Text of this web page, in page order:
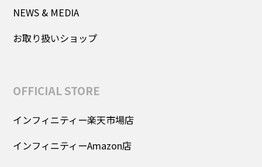
NEWS & MEDIA
お取り扱いショップ
OFFICIAL STORE
インフィニティー楽天市場店
インフィニティーAmazon店